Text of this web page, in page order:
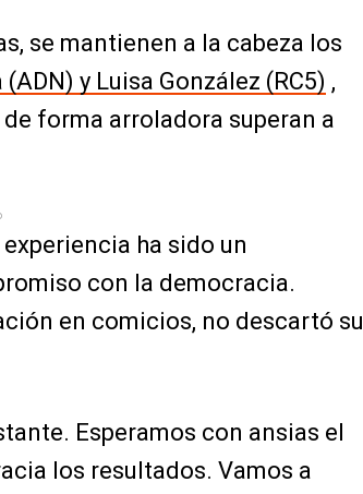
se mantienen a la cabeza los
y Luisa González (RC5) ,
de forma arroladora superan a
ha sido un
con la democracia.
en comicios, no descartó su
Esperamos con ansias el
los resultados. Vamos a